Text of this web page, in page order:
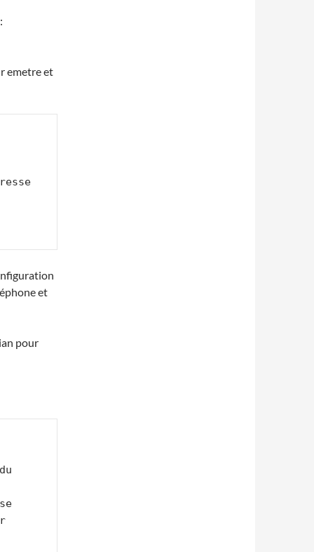
emetre et
et
pour